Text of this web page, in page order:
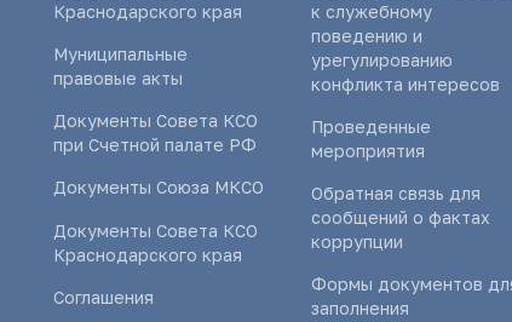
Краснодарского края
Муниципальные
правовые акты
Документы Совета КСО
при Счетной палате РФ
Документы Союза МКСО
Документы Совета КСО
Краснодарского края
Соглашения
к служебному
поведению и
урегулированию
конфликта интересов
Проведенные
мероприятия
Обратная связь для
сообщений о фактах
коррупции
Формы документов
заполнения